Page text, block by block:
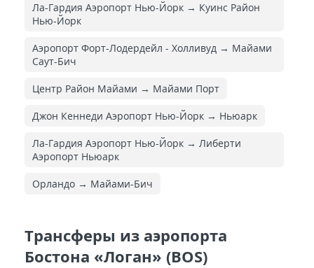
Ла-Гардия Аэропорт Нью-Йорк → Куинс Район
Нью-Йорк
Аэропорт Форт-Лодердейл - Холливуд → Майами
Саут-Бич
Центр Район Майами → Майами Порт
Джон Кеннеди Аэропорт Нью-Йорк → Ньюарк
Ла-Гардия Аэропорт Нью-Йорк → Либерти
Аэропорт Ньюарк
Орландо → Майами-Бич
Трансферы из аэропорта
Бостона «Логан» (BOS)